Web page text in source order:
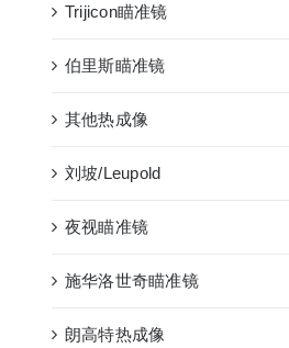
Trijicon瞄准镜
伯里斯瞄准镜
其他热成像
刘坡/Leupold
夜视瞄准镜
施华洛世奇瞄准镜
朗高特热成像